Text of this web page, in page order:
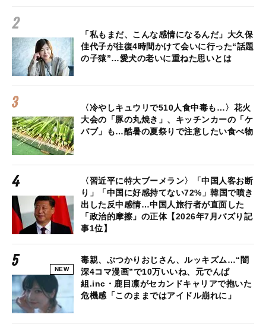
「私もまだ、こんな感情になるんだ」大久保
佳代子が往復4時間かけて会いに行った“話題
の子猿”…愛犬の老いに重ねた思いとは
〈冷やしキュウリで510人食中毒も…〉花火
大会の「豚の丸焼き」、キッチンカーの「ケ
バブ」も…酷暑の夏祭りで注意したい食べ物
〈習近平に特大ブーメラン〉「中国人客お断
り」「中国に好感持てない72%」韓国で噴き
出した反中感情…中国人旅行者が直面した
「政治的摩擦」の正体【2026年7月バズり記
事1位】
NEW
毒親、ぶつかりおじさん、ルッキズム…“闇
深4コマ漫画”で10万いいね、元でんぱ
組.inc・鹿目凛がセカンドキャリアで抱いた
危機感「このままではアイドル崩れに」